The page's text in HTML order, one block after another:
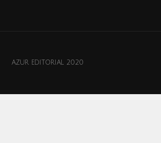
AZUR EDITORIAL 2020